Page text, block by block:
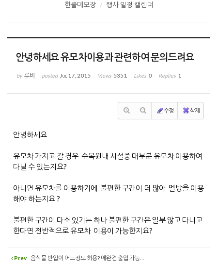
한줄메모장
행사 일정 캘린더
안녕하세요 유모차이용과 관련하여 문의드려요
by 루비 posted Jul 17, 2015 Views 5351 Likes 0 Replies 1
수정 삭제
안녕하세요
유모차 가지고 갈 경우 수목원내 시설중 대부분 유모차 이용하여
다닐 수 있는지요?
아니면 유모차를 이용하기에 불편한 구간이 더 많아 멜방을 이용
해야 하는지요 ?
불편한 구간이 다소 있기는 하나 불편한 구간은 일부 않고 다니고
한다면 전반적으로 유모차 이용이 가능한지요?
Prev 음식물 반입이 어느정도 허용? 애완견 출입 가능...